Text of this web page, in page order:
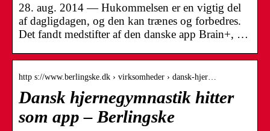
28. aug. 2014 — Hukommelsen er en vigtig del
af dagligdagen, og den kan trænes og forbedres.
Det fandt medstifter af den danske app Brain+, …
http s://www.berlingske.dk › virksomheder › dansk-hjer…
Dansk hjernegymnastik hitter
som app – Berlingske